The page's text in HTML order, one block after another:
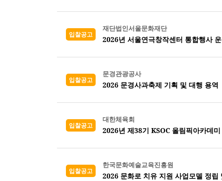
입찰공고
재단법인서울문화재단
2026년 서울연극창작센터 통합행사
입찰공고
문경관광공사
2026 문경사과축제 기획 및 대행 용역
입찰공고
대한체육회
2026년 제38기 KSOC 올림픽아카데
입찰공고
한국문화예술교육진흥원
2026 문화로 치유 지원 사업모델 정립